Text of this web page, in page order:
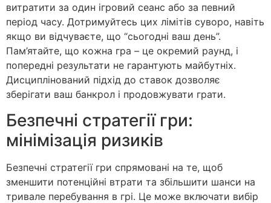
витратити за один ігровий сеанс або за певний
період часу. Дотримуйтесь цих лімітів суворо, навіть
якщо ви відчуваєте, що “сьогодні ваш день”.
Пам’ятайте, що кожна гра – це окремий раунд, і
попередні результати не гарантують майбутніх.
Дисциплінований підхід до ставок дозволяє
зберігати ваш банкрол і продовжувати грати.
Безпечні стратегії гри:
мінімізація ризиків
Безпечні стратегії гри спрямовані на те, щоб
зменшити потенційні втрати та збільшити шанси на
тривале перебування в грі. Це може включати вибір